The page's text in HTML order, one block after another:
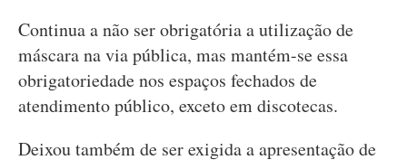
Continua a não ser obrigatória a utilização de
máscara na via pública, mas mantém-se essa
obrigatoriedade nos espaços fechados de
atendimento público, exceto em discotecas.
Deixou também de ser exigida a apresentação de